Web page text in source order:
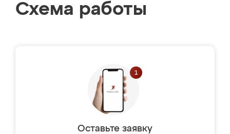
Схема работы
Оставьте заявку